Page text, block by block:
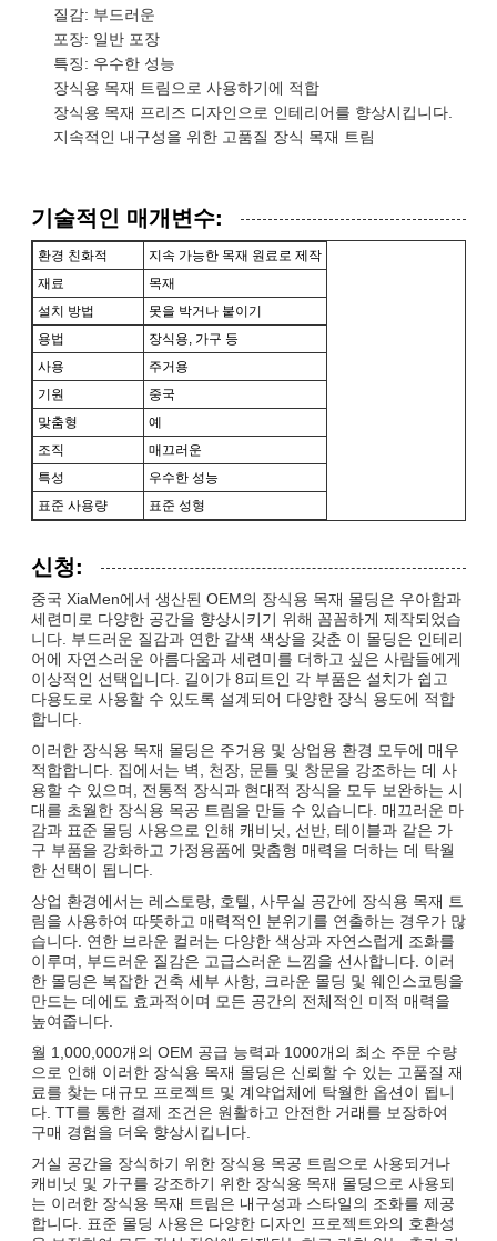
질감: 부드러운
포장: 일반 포장
특징: 우수한 성능
장식용 목재 트림으로 사용하기에 적합
장식용 목재 프리즈 디자인으로 인테리어를 향상시킵니다.
지속적인 내구성을 위한 고품질 장식 목재 트림
기술적인 매개변수:
환경 친화적
지속 가능한 목재 원료로 제작
재료
목재
설치 방법
못을 박거나 붙이기
용법
장식용, 가구 등
사용
주거용
기원
중국
맞춤형
예
조직
매끄러운
특성
우수한 성능
표준 사용량
표준 성형
신청:
중국 XiaMen에서 생산된 OEM의 장식용 목재 몰딩은 우아함과
세련미로 다양한 공간을 향상시키기 위해 꼼꼼하게 제작되었습
니다. 부드러운 질감과 연한 갈색 색상을 갖춘 이 몰딩은 인테리
어에 자연스러운 아름다움과 세련미를 더하고 싶은 사람들에게
이상적인 선택입니다. 길이가 8피트인 각 부품은 설치가 쉽고
다용도로 사용할 수 있도록 설계되어 다양한 장식 용도에 적합
합니다.
이러한 장식용 목재 몰딩은 주거용 및 상업용 환경 모두에 매우
적합합니다. 집에서는 벽, 천장, 문틀 및 창문을 강조하는 데 사
용할 수 있으며, 전통적 장식과 현대적 장식을 모두 보완하는 시
대를 초월한 장식용 목공 트림을 만들 수 있습니다. 매끄러운 마
감과 표준 몰딩 사용으로 인해 캐비닛, 선반, 테이블과 같은 가
구 부품을 강화하고 가정용품에 맞춤형 매력을 더하는 데 탁월
한 선택이 됩니다.
상업 환경에서는 레스토랑, 호텔, 사무실 공간에 장식용 목재 트
림을 사용하여 따뜻하고 매력적인 분위기를 연출하는 경우가 많
습니다. 연한 브라운 컬러는 다양한 색상과 자연스럽게 조화를
이루며, 부드러운 질감은 고급스러운 느낌을 선사합니다. 이러
한 몰딩은 복잡한 건축 세부 사항, 크라운 몰딩 및 웨인스코팅을
만드는 데에도 효과적이며 모든 공간의 전체적인 미적 매력을
높여줍니다.
월 1,000,000개의 OEM 공급 능력과 1000개의 최소 주문 수량
으로 인해 이러한 장식용 목재 몰딩은 신뢰할 수 있는 고품질 재
료를 찾는 대규모 프로젝트 및 계약업체에 탁월한 옵션이 됩니
다. TT를 통한 결제 조건은 원활하고 안전한 거래를 보장하여
구매 경험을 더욱 향상시킵니다.
거실 공간을 장식하기 위한 장식용 목공 트림으로 사용되거나
캐비닛 및 가구를 강조하기 위한 장식용 목재 몰딩으로 사용되
는 이러한 장식용 목재 트림은 내구성과 스타일의 조화를 제공
합니다. 표준 몰딩 사용은 다양한 디자인 프로젝트와의 호환성